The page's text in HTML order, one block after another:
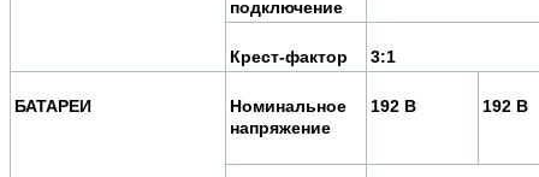
подключение
Крест-фактор 3:1
БАТАРЕИ
Номинальное
напряжение
192 В 192 В